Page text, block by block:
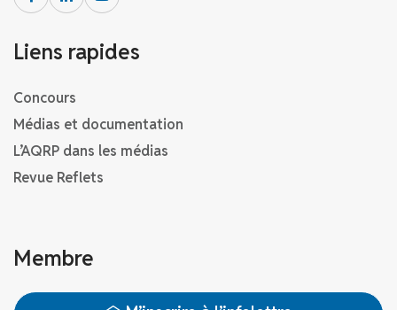
Liens rapides
Concours
Médias et documentation
L’AQRP dans les médias
Revue Reflets
Membre